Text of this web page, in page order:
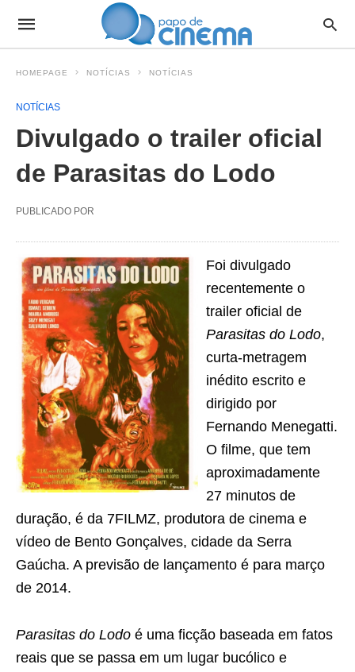
HOMEPAGE NOTÍCIAS NOTÍCIAS
NOTÍCIAS
Divulgado o trailer oficial
de Parasitas do Lodo
PUBLICADO POR
Foi divulgado
recentemente o
trailer oficial de
Parasitas do Lodo,
curta-metragem
inédito escrito e
dirigido por
Fernando Menegatti.
O filme, que tem
aproximadamente
27 minutos de
duração, é da 7FILMZ, produtora de cinema e
vídeo de Bento Gonçalves, cidade da Serra
Gaúcha. A previsão de lançamento é para março
de 2014.
Parasitas do Lodo é uma ficção baseada em fatos
reais que se passa em um lugar bucólico e